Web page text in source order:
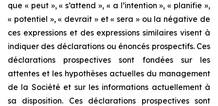
que « peut », « s’attend », « a l’intention », « planifie »,
« potentiel », « devrait » et « sera » ou la négative de
ces expressions et des expressions similaires visent à
indiquer des déclarations ou énoncés prospectifs. Ces
déclarations prospectives sont fondées sur les
attentes et les hypothèses actuelles du management
de la Société et sur les informations actuellement à
sa disposition. Ces déclarations prospectives sont